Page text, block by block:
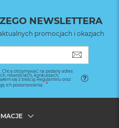
NEWSLETTERA
promocjach i okazjach
otrzymywać na podany adres
nowościach, konkursach,
się z treścią Regulaminu oraz
ich postanowienia.